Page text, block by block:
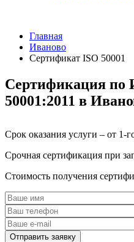
Главная
Иваново
Сертификат ISO 50001
Сертификация по
50001:2011 в
Срок оказания услуги – от 1-
Срочная сертификация при
Стоимость получения